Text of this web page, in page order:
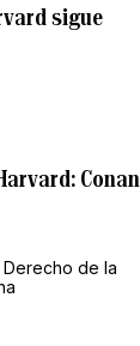
sigue
Conan
de la